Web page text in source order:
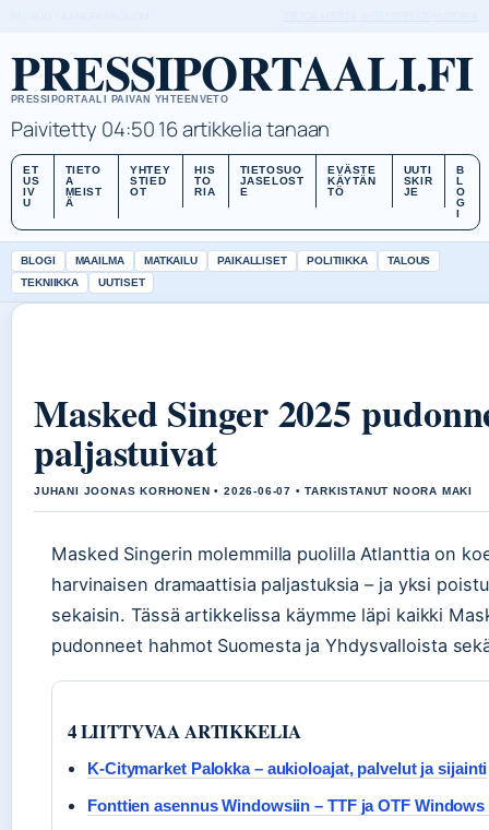
PRESSIPORTAALI.FI
PRESSIPORTAALI PAIVAN YHTEENVETO
Paivitetty 04:5016 artikkelia tanaan
ET
US
IV
U
TIETO
A
MEIST
Ä
YHTEY
STIED
OT
HIS
TO
RIA
TIETOSUO
JASELOST
E
EVÄSTE
KÄYTÄN
TÖ
UUTI
SKIR
JE
B
L
O
G
I
BLOGI MAAILMA MATKAILU PAIKALLISET POLITIIKKA
TALOUS
TEKNIIKKA
UUTISET
Masked Singer 2025
paljastuivat
JUHANI JOONAS KORHONEN • 2026-06-07 • TARKISTANUT NOORA MAKI
Masked Singerin molemmilla puolilla Atlanttia on
harvinaisen dramaattisia paljastuksia – ja yksi
sekaisin. Tässä artikkelissa käymme läpi kaikki
pudonneet hahmot Suomesta ja Yhdysvalloista
4 LIITTYVAA ARTIKKELIA
K-Citymarket Palokka – aukioloajat, palvelut ja sijainti
Fonttien asennus Windowsiin – TTF ja OTF Windows